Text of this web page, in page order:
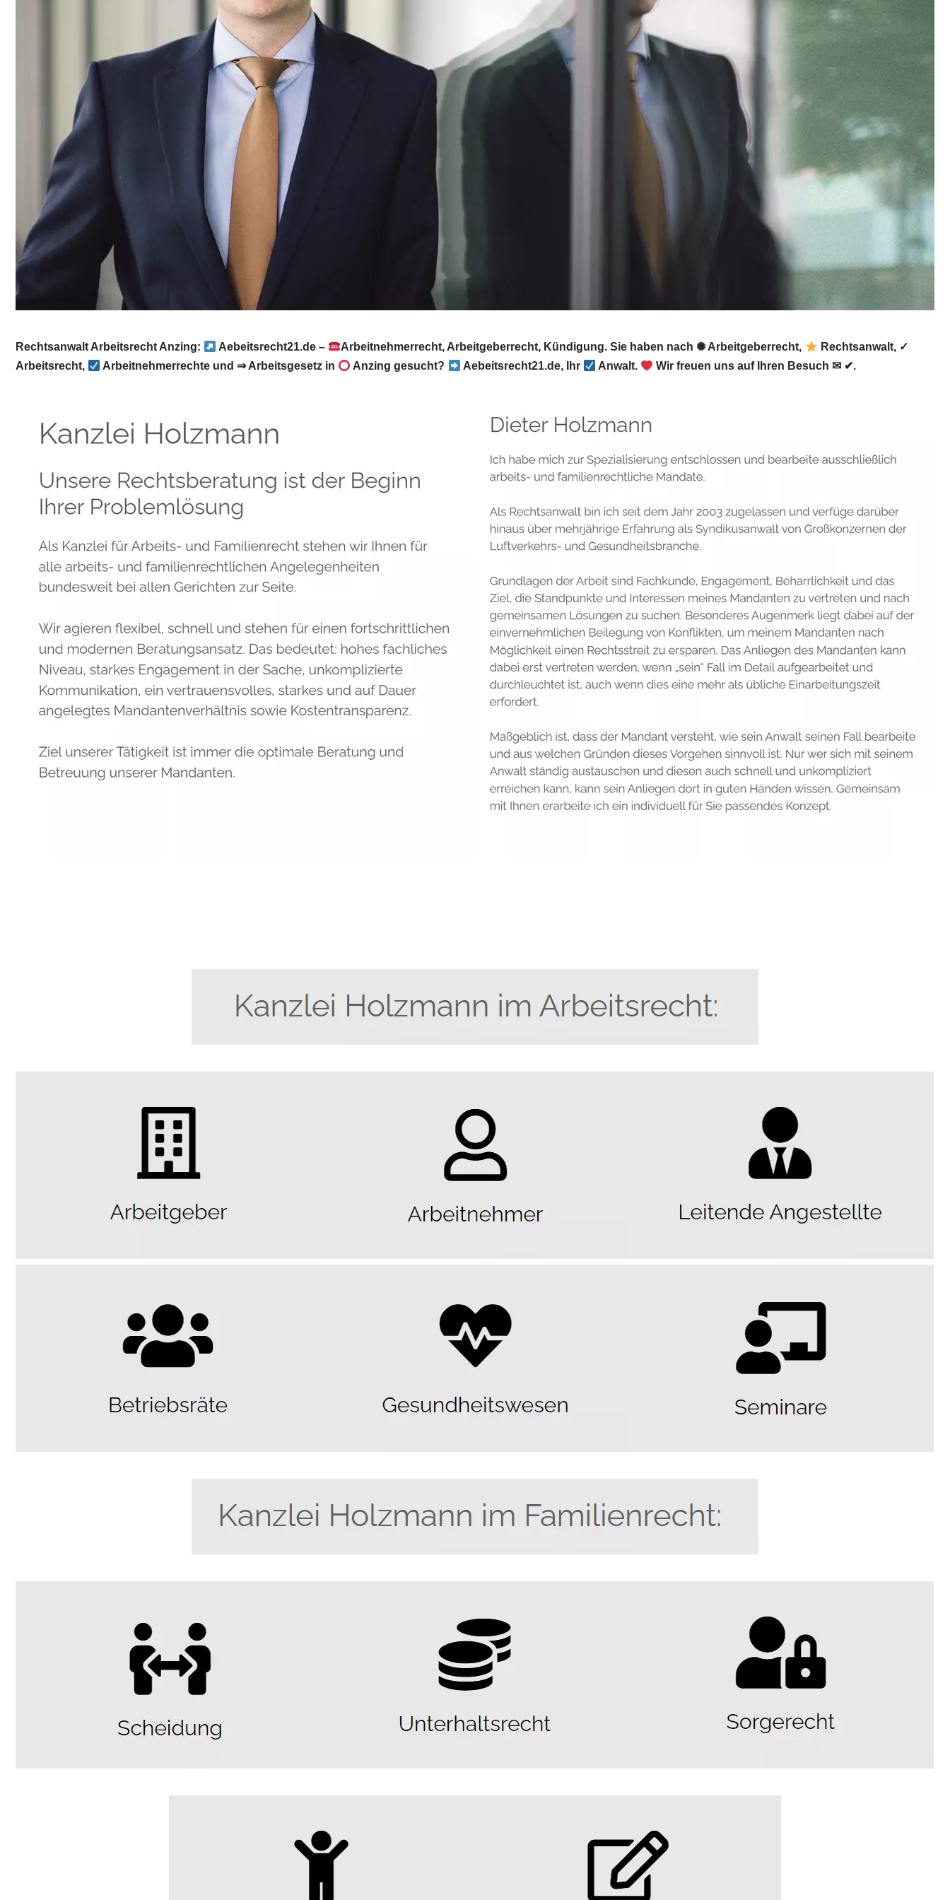
Rechtsanwalt Arbeitsrecht Anzing: Aebeitsrecht21.de – Arbeitnehmerrecht, Arbeitgeberrecht, Kündigung. Sie haben nach ✺ Arbeitgeberrecht,
Rechtsanwalt, ✓
Arbeitsrecht,
Arbeitnehmerrechte und ⇒ Arbeitsgesetz in Anzing gesucht? Aebeitsrecht21.de, Ihr Anwalt. Wir freuen uns auf Ihren Besuch ✉ ✔.